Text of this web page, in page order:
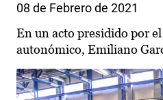
08 de Febrero de 2021
En un acto presidido por
autonómico, Emiliano